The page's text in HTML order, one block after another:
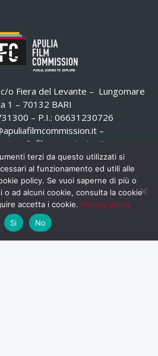
o Fiera del Levante – Lungomare
1 – 70132 BARI
– P.I.: 06631230726
–
terzi da questo utilizzati si
al funzionamento ed utili alle
policy. Se vuoi saperne di più o
o ad alcuni cookie, consulta la cookie
accetta i cookie. Privacy policy
Si
No